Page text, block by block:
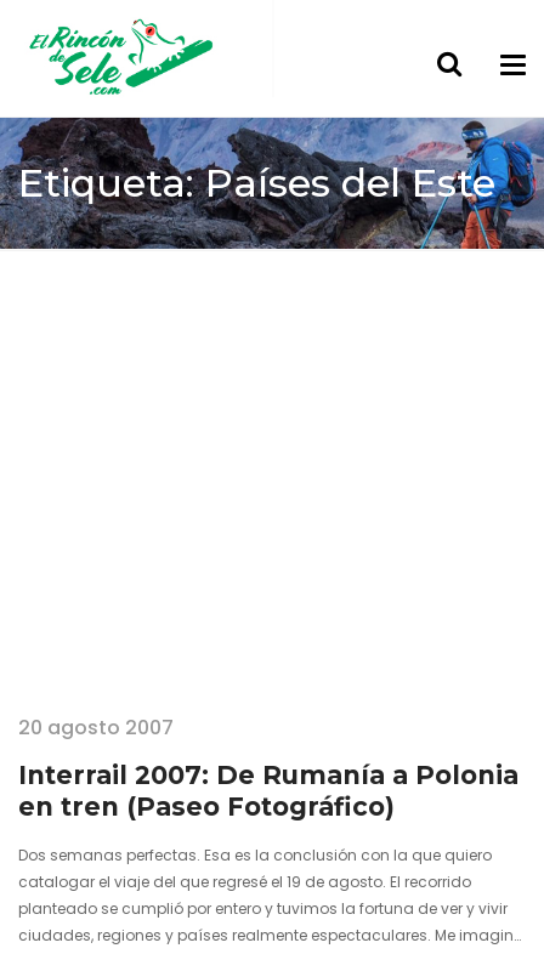
Etiqueta: Países del Este
20 agosto 2007
Interrail 2007: De Rumanía a Polonia
en tren (Paseo Fotográfico)
Dos semanas perfectas. Esa es la conclusión con la que quiero
catalogar el viaje del que regresé el 19 de agosto. El recorrido
planteado se cumplió por entero y tuvimos la fortuna de ver y vivir
ciudades, regiones y países realmente espectaculares. Me imagino